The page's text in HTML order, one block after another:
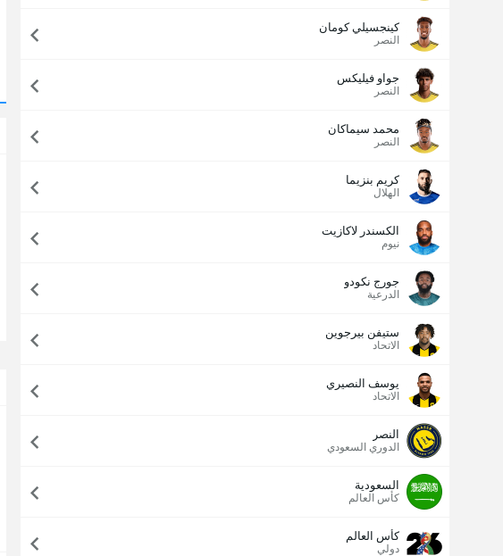
كينجسيلي كومان
النصر
جواو فيليكس
النصر
محمد سيماكان
النصر
كريم بنزيما
الهلال
الكسندر لاكازيت
نيوم
جورج نكودو
الدرعية
ستيفن بيرجوين
الاتحاد
يوسف النصيري
الاتحاد
النصر
الدوري السعودي
السعودية
كأس العالم
كأس العالم
دولي